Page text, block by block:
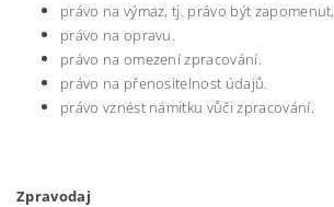
právo na výmaz, tj. právo být zapomenut,
právo na opravu.
právo na omezení zpracování.
právo na přenositelnost údajů.
právo vznést námitku vůči zpracování.
Zpravodaj